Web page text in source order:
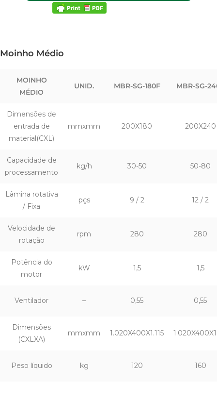
Moinho Médio
MOINHO
MÉDIO
UNID. MBR-SG-180F MBR-SG-
Dimensões de
entrada de
material(CXL)
mmxmm 200X180 200X240
Capacidade de
processamento
kg/h 30-50 50-80
Lâmina rotativa
/ Fixa
pçs 9 / 2 12 / 2
Velocidade de
rotação
rpm 280 280
Potência do
motor
kW 1,5 1,5
Ventilador – 0,55 0,55
Dimensões
(CXLXA)
mmxmm 1.020X400X1.115
Peso líquido kg 120 160